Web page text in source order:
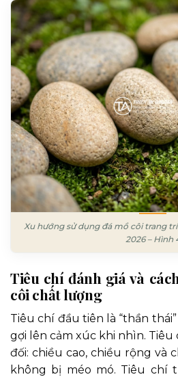
Xu hướng sử dụng đá mồ côi trang
2026 – Hình
Tiêu chí đánh giá và
côi chất lượng
Tiêu chí đầu tiên là “thần
gợi lên cảm xúc khi nhìn. Tiêu
đối: chiều cao, chiều rộng và
không bị méo mó. Tiêu chí